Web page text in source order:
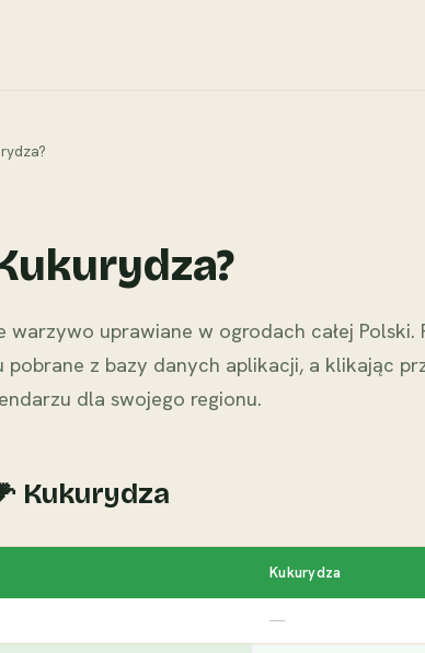
uprawiane w ogrodach całej Polski.
pobrane z bazy danych aplikacji, a klikając
dla swojego regionu.
Kukurydza
Kukurydza
—